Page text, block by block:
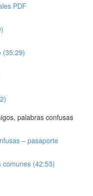
PDF
(35:29)
palabras confusas
– pasaporte
comunes (42:53)